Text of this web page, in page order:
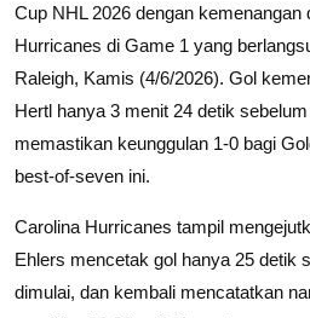
Cup NHL2026 dengan kemenangan
Hurricanes di Game 1 yang
Raleigh, Kamis (4/6/2026). Gol
Hertl hanya 3 menit 24 detik
memastikan keunggulan 1-0 bagi
best-of-seven ini.
Carolina Hurricanes tampil
Ehlers mencetak gol hanya 25 detik
dimulai, dan kembali mencatatkan